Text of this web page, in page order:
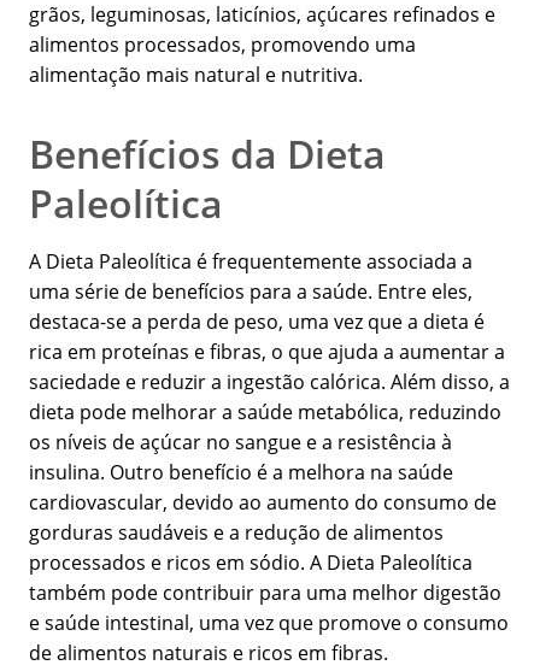
grãos, leguminosas, laticínios, açúcares refinados e
alimentos processados, promovendo uma
alimentação mais natural e nutritiva.
Benefícios da Dieta
Paleolítica
A Dieta Paleolítica é frequentemente associada a
uma série de benefícios para a saúde. Entre eles,
destaca-se a perda de peso, uma vez que a dieta é
rica em proteínas e fibras, o que ajuda a aumentar a
saciedade e reduzir a ingestão calórica. Além disso, a
dieta pode melhorar a saúde metabólica, reduzindo
os níveis de açúcar no sangue e a resistência à
insulina. Outro benefício é a melhora na saúde
cardiovascular, devido ao aumento do consumo de
gorduras saudáveis e a redução de alimentos
processados e ricos em sódio. A Dieta Paleolítica
também pode contribuir para uma melhor digestão
e saúde intestinal, uma vez que promove o consumo
de alimentos naturais e ricos em fibras.